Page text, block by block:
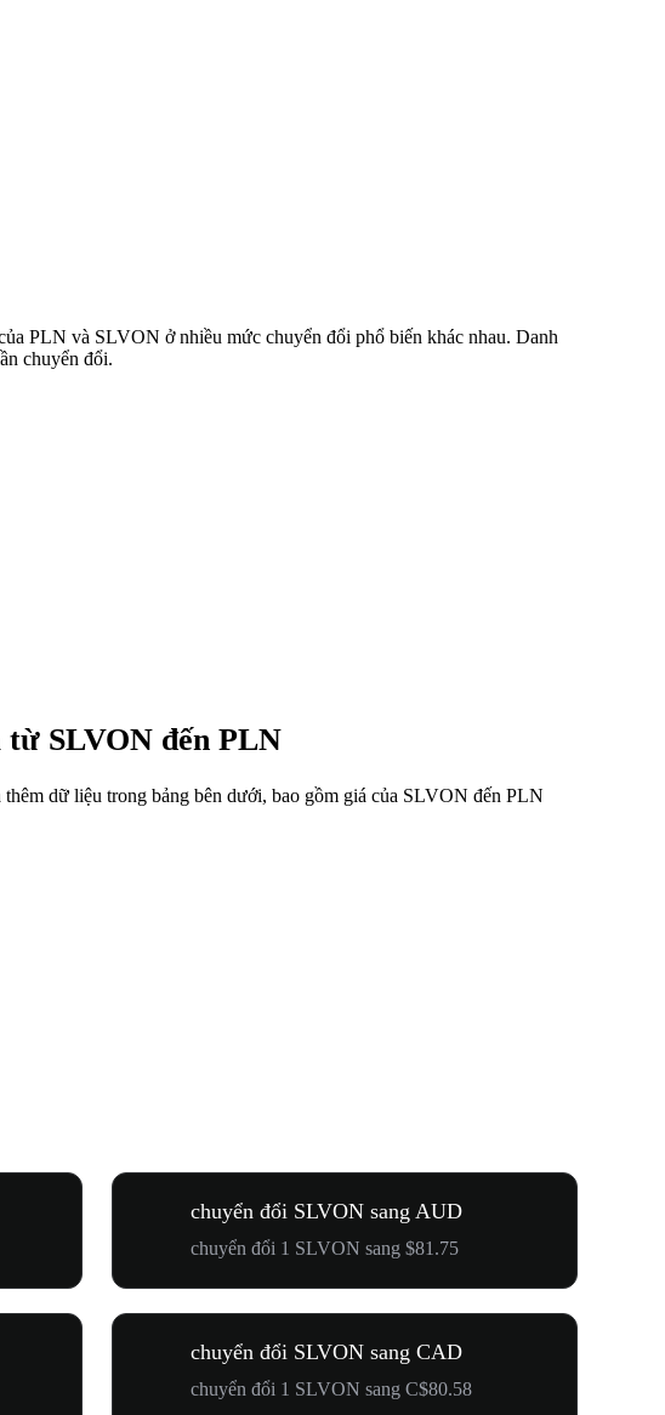
PLN và SLVON ở nhiều mức chuyển đổi phổ biến khác nhau. Danh
chuyển đổi.
SLVON đến PLN
dữ liệu trong bảng bên dưới, bao gồm giá của SLVON đến PLN
chuyển đổi SLVON sang AUD
chuyển đổi 1 SLVON sang $81.75
chuyển đổi SLVON sang CAD
chuyển đổi 1 SLVON sang C$80.58